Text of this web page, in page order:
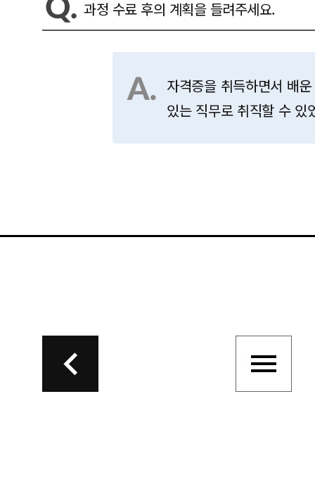
과정 수료 후의 계획을 들려주세요.
자격증을 취득하면서 배
있는 직무로 취직할 수 있